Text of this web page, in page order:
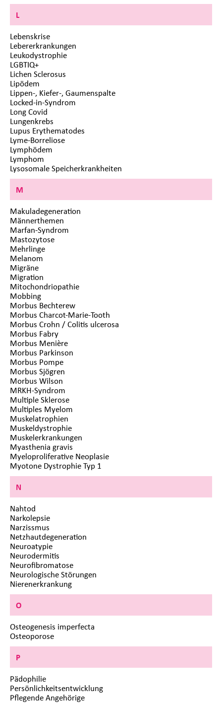
L
Lebenskrise
Lebererkrankungen
Leukodystrophie
LGBTIQ+
Lichen Sclerosus
Lipödem
Lippen-, Kiefer-, Gaumenspalte
Locked-in-Syndrom
Long Covid
Lungenkrebs
Lupus Erythematodes
Lyme-Borreliose
Lymphödem
Lymphom
Lysosomale Speicherkrankheiten
M
Makuladegeneration
Männerthemen
Marfan-Syndrom
Mastozytose
Mehrlinge
Melanom
Migräne
Migration
Mitochondriopathie
Mobbing
Morbus Bechterew
Morbus Charcot-Marie-Tooth
Morbus Crohn / Colitis ulcerosa
Morbus Fabry
Morbus Menière
Morbus Parkinson
Morbus Pompe
Morbus Sjögren
Morbus Wilson
MRKH-Syndrom
Multiple Sklerose
Multiples Myelom
Muskelatrophien
Muskeldystrophie
Muskelerkrankungen
Myasthenia gravis
Myeloproliferative Neoplasie
Myotone Dystrophie Typ 1
N
Nahtod
Narkolepsie
Narzissmus
Netzhautdegeneration
Neuroatypie
Neurodermitis
Neurofibromatose
Neurologische Störungen
Nierenerkrankung
O
Osteogenesis imperfecta
Osteoporose
P
Pädophilie
Persönlichkeitsentwicklung
Pflegende Angehörige